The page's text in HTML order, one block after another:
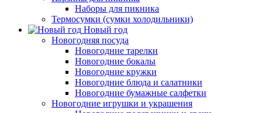
Наборы для пикника
Термосумки (сумки холодильники)
Новый год
Новогодняя посуда
Новогодние тарелки
Новогодние бокалы
Новогодние кружки
Новогодние блюда и салатники
Новогодние бумажные салфетки
Новогодние игрушки и украшения